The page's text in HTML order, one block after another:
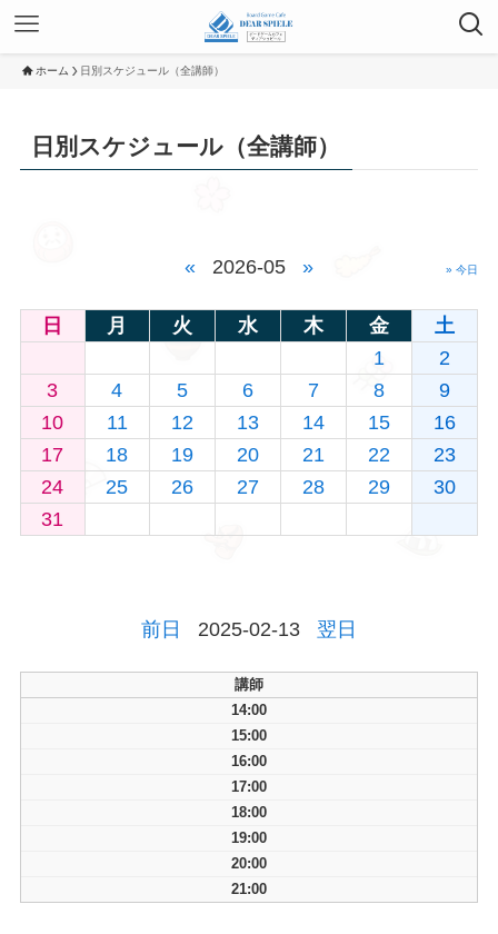
ホーム 日別スケジュール（全講師）
日別スケジュール（全講師）
« 2026-05 » » 今日
日 月 火 水 木 金
土
1
2
3
4 5 6 7 8
9
10
11 12 13 14 15
16
17
18 19 20 21 22
23
24
25 26 27 28 29
30
31
前日 2025-02-13 翌日
講師
14:00
15:00
16:00
17:00
18:00
19:00
20:00
21:00